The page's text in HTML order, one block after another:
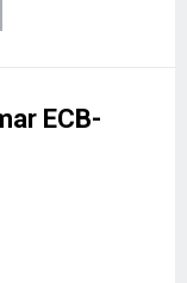
ЕСB-